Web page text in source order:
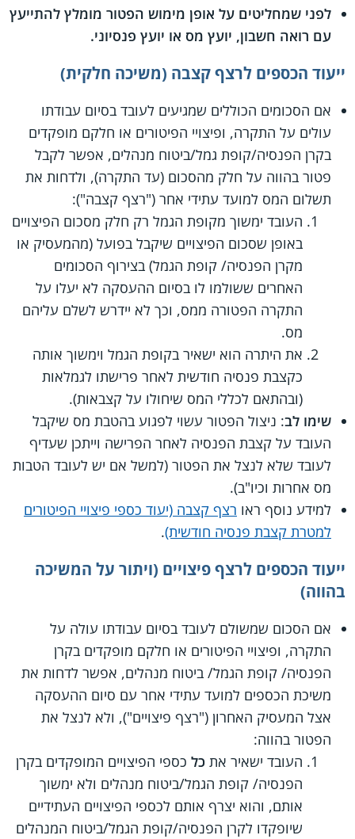
לפני שמחליטים על אופן מימוש הפטור מומלץ להתייעץ
עם רואה חשבון, יועץ מס או יועץ פנסיוני.
ייעוד הכספים לרצף קצבה (משיכה חלקית)
אם הסכומים הכוללים שמגיעים לעובד בסיום עבודתו
עולים על התקרה, ופיצויי הפיטורים או חלקם מופקדים
בקרן הפנסיה/קופת גמל/ביטוח מנהלים, אפשר לקבל
פטור בהווה על חלק מהסכום (עד התקרה), ולדחות את
תשלום המס למועד עתידי אחר ("רצף קצבה"):
העובד ימשוך מקופת הגמל רק חלק מסכום הפיצויים
באופן שסכום הפיצויים שיקבל בפועל (מהמעסיק או
מקרן הפנסיה/ קופת הגמל) בצירוף הסכומים
האחרים ששולמו לו בסיום ההעסקה לא יעלו על
התקרה הפטורה ממס, וכך לא יידרש לשלם עליהם
מס.
את היתרה הוא ישאיר בקופת הגמל וימשוך אותה
כקצבת פנסיה חודשית לאחר פרישתו לגמלאות
(ובהתאם לכללי המס שיחולו על קצבאות).
שימו לב: ניצול הפטור עשוי לפגוע בהטבת מס שיקבל
העובד על קצבת הפנסיה לאחר הפרישה וייתכן שעדיף
לעובד שלא לנצל את הפטור (למשל אם יש לעובד הטבות
מס אחרות וכיו"ב).
למידע נוסף ראו רצף קצבה (יעוד כספי פיצויי הפיטורים
למטרת קצבת פנסיה חודשית).
ייעוד הכספים לרצף פיצויים (ויתור על המשיכה
בהווה)
אם הסכום שמשולם לעובד בסיום עבודתו עולה על
התקרה, ופיצויי הפיטורים או חלקם מופקדים בקרן
הפנסיה/ קופת הגמל/ ביטוח מנהלים, אפשר לדחות את
משיכת הכספים למועד עתידי אחר עם סיום ההעסקה
אצל המעסיק האחרון ("רצף פיצויים"), ולא לנצל את
הפטור בהווה:
העובד ישאיר את כל כספי הפיצויים המופקדים בקרן
הפנסיה/ קופת הגמל/ביטוח מנהלים ולא ימשוך
אותם, והוא יצרף אותם לכספי הפיצויים העתידיים
שיופקדו לקרן הפנסיה/קופת הגמל/ביטוח המנהלים